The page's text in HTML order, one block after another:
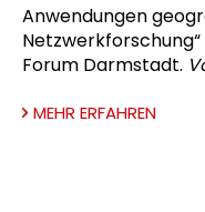
Anwendungen
Netzwerkforschung“
Forum Darmstadt.
MEHR ERFAHREN